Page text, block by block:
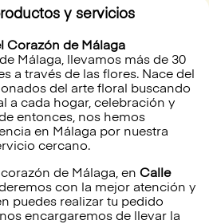
y servicios
Corazón de Málaga
Málaga, llevamos más de 30
a través de las flores. Nace del
del arte floral buscando
a cada hogar, celebración y
entonces, nos hemos
en Málaga por nuestra
cercano.
de Málaga, en Calle
con la mejor atención y
puedes realizar tu pedido
encargaremos de llevar la